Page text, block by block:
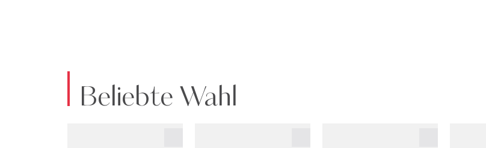
Beliebte Wahl